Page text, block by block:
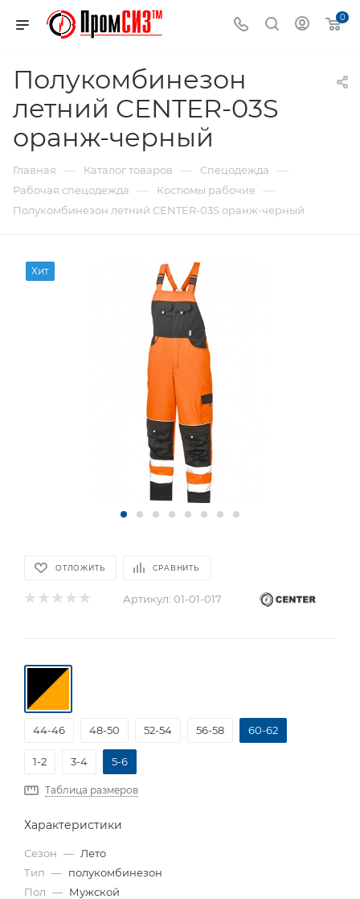
0
Полукомбинезон
летний CENTER-03S
оранж-черный
Главная — Каталог товаров — Спецодежда —
Рабочая спецодежда — Костюмы рабочие —
Полукомбинезон летний CENTER-03S оранж-черный
Хит
ОТЛОЖИТЬ СРАВНИТЬ
Артикул: 01-01-017
44-46 48-50 52-54 56-58 60-62
1-2 3-4 5-6
Таблица размеров
Характеристики
Сезон — Лето
Тип — полукомбинезон
Пол — Мужской